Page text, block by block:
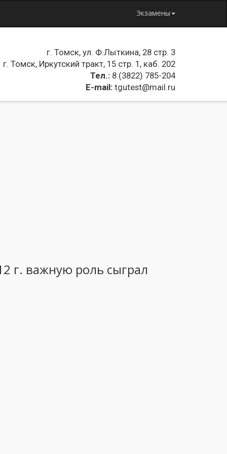
Экзамены
г. Томск, ул. Ф.Лыткина, 28 стр. 3
г. Томск, Иркутский тракт, 15 стр. 1, каб. 202
Тел.: 8 (3822) 785-204
E-mail: tgutest@mail.ru
г. важную роль сыграл